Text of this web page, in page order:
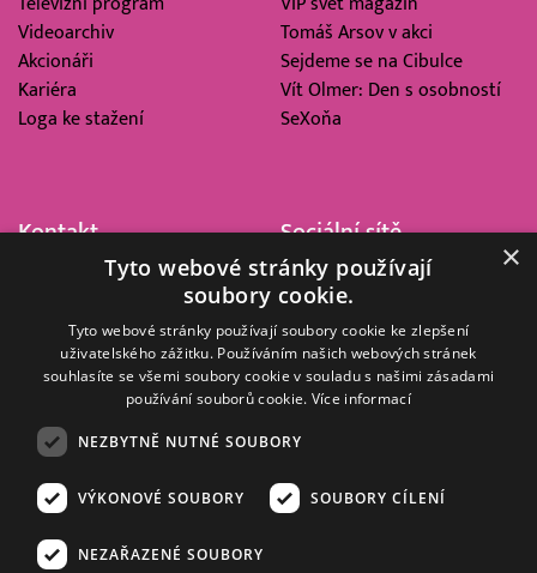
Videoarchiv
Akcionáři
Kariéra
Loga ke stažení
Tomáš Arsov v akci
Sejdeme se na Cibulce
Vít Olmer: Den s osobností
SeXoňa
Kontakt
Barrandov Televizní Studio,
Kříženeckého nám. 322
152 00 Praha 5
IČ 416 93 311
Sociální sítě
© 2008–2026 EMPRESA MEDIA, a.s. Všechna práva vyhrazena.
Zásady ochrany osobních a dalších zpracovávaných údajů
×
Tyto webové stránky používají
soubory cookie.
Tyto webové stránky používají soubory cookie ke zlepšení
uživatelského zážitku. Používáním našich webových stránek
souhlasíte se všemi soubory cookie v souladu s našimi zásadami
používání souborů cookie. Více informací
NEZBYTNĚ NUTNÉ SOUBORY
VÝKONOVÉ SOUBORY SOUBORY CÍLENÍ
NEZAŘAZENÉ SOUBORY